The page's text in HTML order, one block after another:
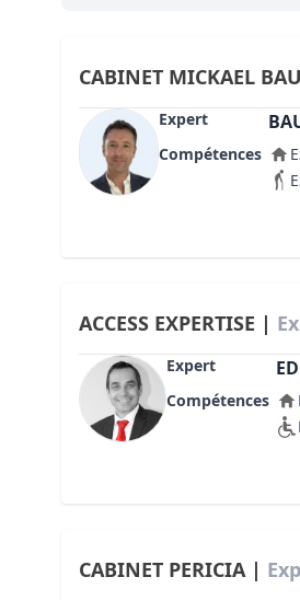
Règles
Pathologies
Lecture et
CABINET MICKAEL
Expert
Compétences
ACCESS EXPERTISE |
Expert
Compétences
CABINET PERICIA |